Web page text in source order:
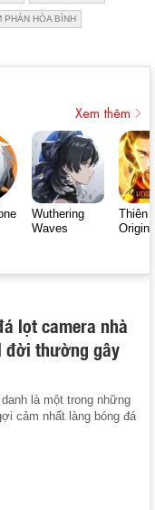
PHÁN HÒA BÌNH
Xem thêm
Wuthering
Waves
Thiên
Origin
lọt camera nhà
đời thường gây
là một trong những
cảm nhất làng bóng đá